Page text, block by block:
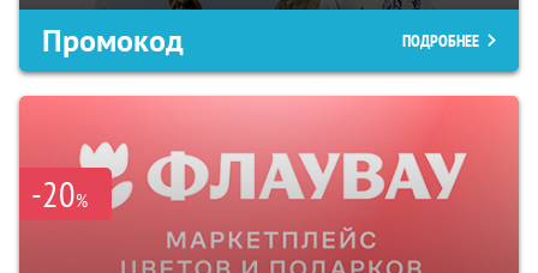
Промокод ПОДРОБНЕЕ
-20%